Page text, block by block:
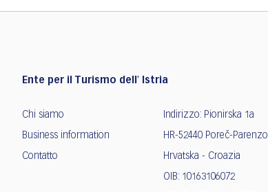
Ente per il Turismo dell' Istria
Chi siamo
Business information
Contatto
Indirizzo: Pionirska 1a
HR-52440 Poreč-Parenzo
Hrvatska - Croazia
OIB: 10163106072